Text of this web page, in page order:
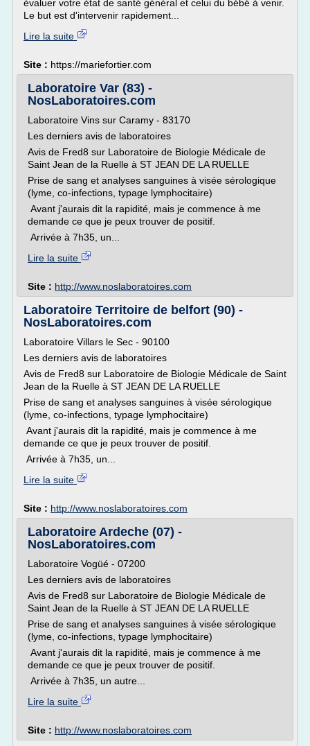
évaluer votre état de santé général et celui du bébé à venir.
Le but est d'intervenir rapidement...
Lire la suite
Site : https://mariefortier.com
Laboratoire Var (83) -
NosLaboratoires.com
Laboratoire Vins sur Caramy - 83170
Les derniers avis de laboratoires
Avis de Fred8 sur Laboratoire de Biologie Médicale de
Saint Jean de la Ruelle à ST JEAN DE LA RUELLE
Prise de sang et analyses sanguines à visée sérologique
(lyme, co-infections, typage lymphocitaire)
Avant j'aurais dit la rapidité, mais je commence à me
demande ce que je peux trouver de positif.
Arrivée à 7h35, un...
Lire la suite
Site : http://www.noslaboratoires.com
Laboratoire Territoire de belfort (90) -
NosLaboratoires.com
Laboratoire Villars le Sec - 90100
Les derniers avis de laboratoires
Avis de Fred8 sur Laboratoire de Biologie Médicale de Saint
Jean de la Ruelle à ST JEAN DE LA RUELLE
Prise de sang et analyses sanguines à visée sérologique
(lyme, co-infections, typage lymphocitaire)
Avant j'aurais dit la rapidité, mais je commence à me
demande ce que je peux trouver de positif.
Arrivée à 7h35, un...
Lire la suite
Site : http://www.noslaboratoires.com
Laboratoire Ardeche (07) -
NosLaboratoires.com
Laboratoire Vogüé - 07200
Les derniers avis de laboratoires
Avis de Fred8 sur Laboratoire de Biologie Médicale de
Saint Jean de la Ruelle à ST JEAN DE LA RUELLE
Prise de sang et analyses sanguines à visée sérologique
(lyme, co-infections, typage lymphocitaire)
Avant j'aurais dit la rapidité, mais je commence à me
demande ce que je peux trouver de positif.
Arrivée à 7h35, un autre...
Lire la suite
Site : http://www.noslaboratoires.com